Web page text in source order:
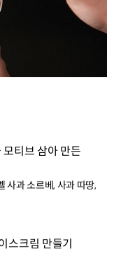
티브 삼아 만든
사과 소르베, 사과 따땅,
스크림 만들기